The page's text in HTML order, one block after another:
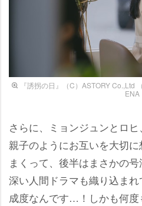
『誘拐の日』（C）ASTORY Co.,Ltd
ENA
さらに、ミョンジュンとロ
親子のようにお互いを大切
まくって、後半はまさかの
深い人間ドラマも織り込ま
成度なんです…！しかも何度